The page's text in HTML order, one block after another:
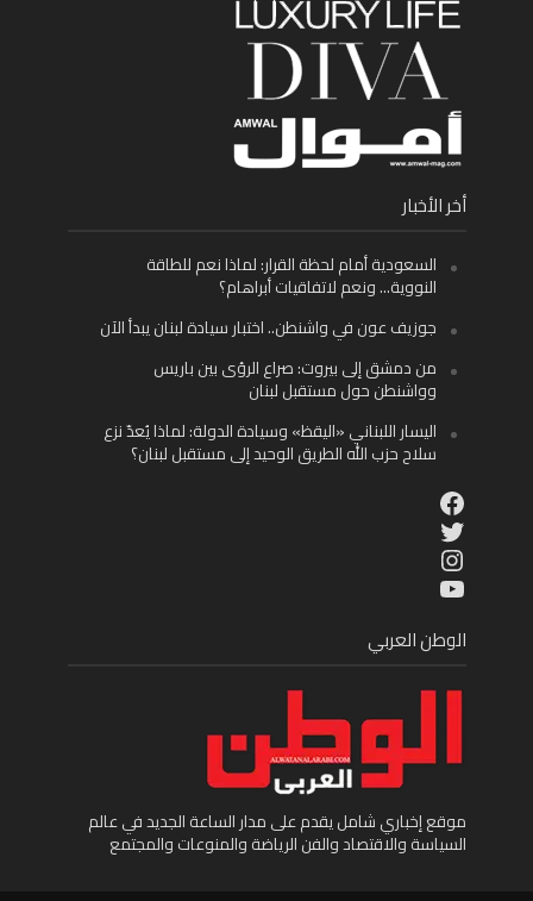
أخر الأخبار
السعودية أمام لحظة القرار: لماذا نعم للطاقة
النووية… ونعم لاتفاقيات أبراهام؟
جوزيف عون في واشنطن.. اختبار سيادة لبنان يبدأ الآن
من دمشق إلى بيروت: صراع الرؤى بين باريس
وواشنطن حول مستقبل لبنان
اليسار اللبناني «اليقظ» وسيادة الدولة: لماذا يُعدّ نزع
سلاح حزب الله الطريق الوحيد إلى مستقبل لبنان؟
Facebook
Twitter
Instagram
YouTube
الوطن العربي
موقع إخباري شامل يقدم على مدار الساعة الجديد في عالم
السياسة والاقتصاد والفن الرياضة والمنوعات والمجتمع